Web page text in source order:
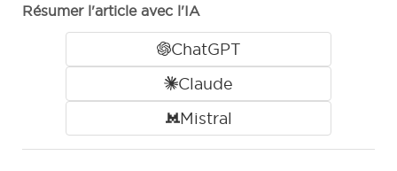
Résumer l'article avec l'IA
ChatGPT
Claude
Mistral